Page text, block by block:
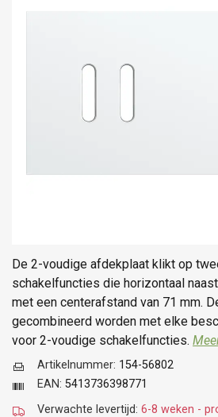
De 2-voudige afdekplaat klikt op
schakelfuncties die horizontaal
met een centerafstand van 71 mm.
gecombineerd worden met elke
voor 2-voudige schakelfuncties.
Verwachte levertijd: 6-8 weken -
Artikelnummer: 154-56802
EAN: 5413736398771